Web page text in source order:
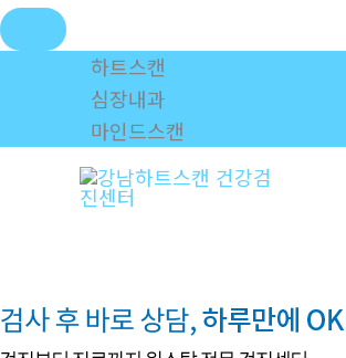
하트스캔
심장내과
마인드스캔